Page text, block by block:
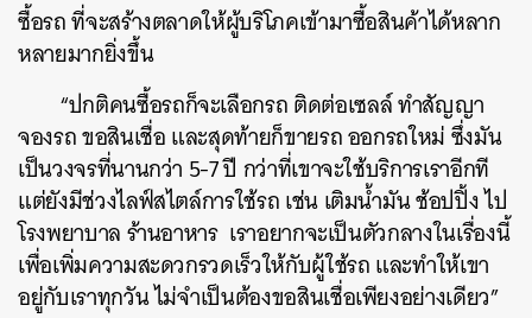
ซื้อรถ ที่จะสร้างตลาดให้ผู้บริโภคเข้ามาซื้อสินค้าได้หลาก
หลายมากยิ่งขึ้น
“ปกติคนซื้อรถก็จะเลือกรถ ติดต่อเซลล์ ทำสัญญา
จองรถ ขอสินเชื่อ และสุดท้ายก็ขายรถ ออกรถใหม่ ซึ่งมัน
เป็นวงจรที่นานกว่า 5-7 ปี กว่าที่เขาจะใช้บริการเราอีกที
แต่ยังมีช่วงไลฟ์สไตล์การใช้รถ เช่น เติมน้ำมัน ช้อปปิ้ง ไป
โรงพยาบาล ร้านอาหาร เราอยากจะเป็นตัวกลางในเรื่องนี้
เพื่อเพิ่มความสะดวกรวดเร็วให้กับผู้ใช้รถ และทำให้เขา
อยู่กับเราทุกวัน ไม่จำเป็นต้องขอสินเชื่อเพียงอย่างเดียว”
SHARE TWEET LINE EMAIL